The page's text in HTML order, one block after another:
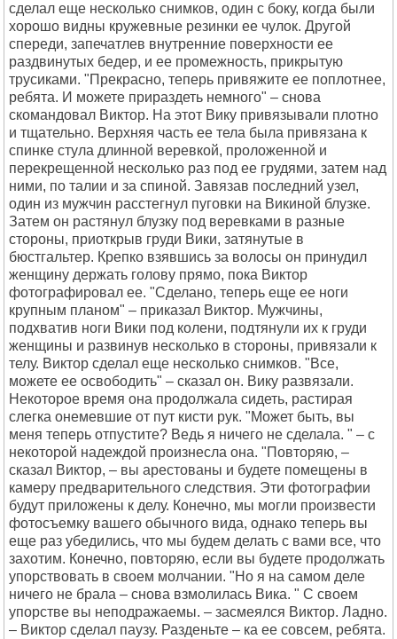
сделал еще несколько снимков, один с боку, когда были
хорошо видны кружевные резинки ее чулок. Другой
спереди, запечатлев внутренние поверхности ее
раздвинутых бедер, и ее промежность, прикрытую
трусиками. "Прекрасно, теперь привяжите ее поплотнее,
ребята. И можете прираздеть немного" – снова
скомандовал Виктор. На этот Вику привязывали плотно
и тщательно. Верхняя часть ее тела была привязана к
спинке стула длинной веревкой, проложенной и
перекрещенной несколько раз под ее грудями, затем над
ними, по талии и за спиной. Завязав последний узел,
один из мужчин расстегнул пуговки на Викиной блузке.
Затем он растянул блузку под веревками в разные
стороны, приоткрыв груди Вики, затянутые в
бюстгальтер. Крепко взявшись за волосы он принудил
женщину держать голову прямо, пока Виктор
фотографировал ее. "Сделано, теперь еще ее ноги
крупным планом" – приказал Виктор. Мужчины,
подхватив ноги Вики под колени, подтянули их к груди
женщины и развинув несколько в стороны, привязали к
телу. Виктор сделал еще несколько снимков. "Все,
можете ее освободить" – сказал он. Вику развязали.
Некоторое время она продолжала сидеть, растирая
слегка онемевшие от пут кисти рук. "Может быть, вы
меня теперь отпустите? Ведь я ничего не сделала. " – с
некоторой надеждой произнесла она. "Повторяю, –
сказал Виктор, – вы арестованы и будете помещены в
камеру предварительного следствия. Эти фотографии
будут приложены к делу. Конечно, мы могли произвести
фотосъемку вашего обычного вида, однако теперь вы
еще раз убедились, что мы будем делать с вами все, что
захотим. Конечно, повторяю, если вы будете продолжать
упорствовать в своем молчании. "Но я на самом деле
ничего не брала – снова взмолилась Вика. " С своем
упорстве вы неподражаемы. – засмеялся Виктор. Ладно.
– Виктор сделал паузу. Разденьте – ка ее совсем, ребята.